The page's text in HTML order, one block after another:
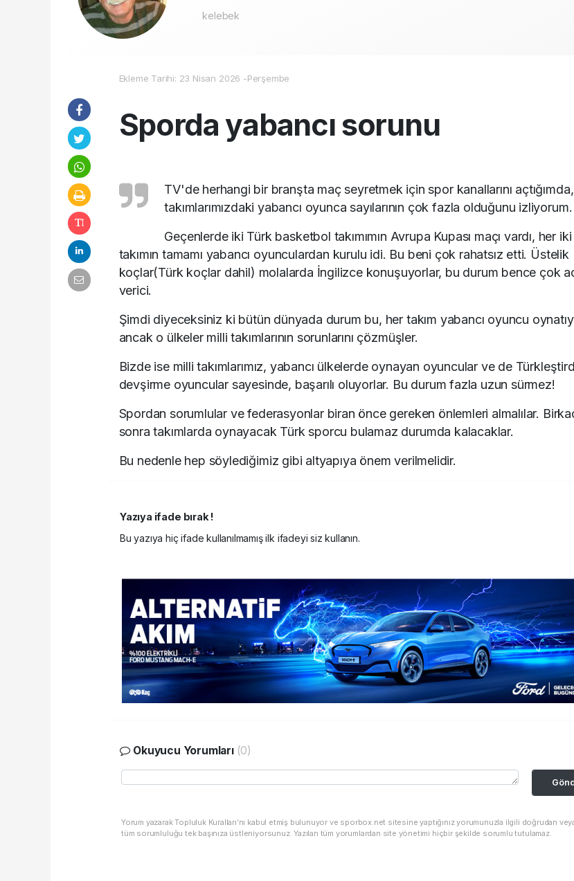
kelebek
Ekleme Tarihi: 23 Nisan 2026 -Perşembe
Sporda yabancı sorunu
TV'de herhangi bir branşta maç seyretmek için spor kanallarını açtığımda,
takımlarımızdaki yabancı oyunca sayılarının çok fazla olduğunu izliyorum.
Geçenlerde iki Türk basketbol takımımın Avrupa Kupası maçı vardı, her iki
takımın tamamı yabancı oyunculardan kurulu idi. Bu beni çok rahatsız etti. Üstelik
koçlar(Türk koçlar dahil) molalarda İngilizce konuşuyorlar, bu durum bence çok
verici.
Şimdi diyeceksiniz ki bütün dünyada durum bu, her takım yabancı oyuncu
ancak o ülkeler milli takımlarının sorunlarını çözmüşler.
Bizde ise milli takımlarımız, yabancı ülkelerde oynayan oyuncular ve de
devşirme oyuncular sayesinde, başarılı oluyorlar. Bu durum fazla uzun sürmez!
Spordan sorumlular ve federasyonlar biran önce gereken önlemleri almalılar.
sonra takımlarda oynayacak Türk sporcu bulamaz durumda kalacaklar.
Bu nedenle hep söylediğimiz gibi altyapıya önem verilmelidir.
Yazıya ifade bırak !
Bu yazıya hiç ifade kullanılmamış ilk ifadeyi siz kullanın.
Okuyucu Yorumları (0)
Yorum yazarak Topluluk Kuralları’nı kabul etmiş bulunuyor ve sporbox.net sitesine yaptığınız yorumunuzla ilgili doğrudan
tüm sorumluluğu tek başınıza üstleniyorsunuz. Yazılan tüm yorumlardan site yönetimi hiçbir şekilde sorumlu tutulamaz.